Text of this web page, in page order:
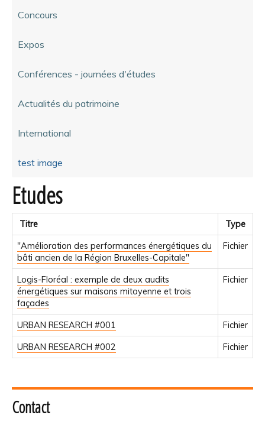
Concours
Expos
Conférences - journées d'études
Actualités du patrimoine
International
test image
Etudes
Titre Type
"Amélioration des performances énergétiques du
bâti ancien de la Région Bruxelles-Capitale"
Fichier
Logis-Floréal : exemple de deux audits
énergétiques sur maisons mitoyenne et trois
façades
Fichier
URBAN RESEARCH #001 Fichier
URBAN RESEARCH #002 Fichier
Contact